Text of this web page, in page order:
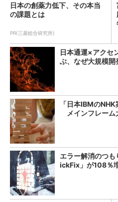
日本の創薬力低下、その本当
の課題とは
PR(三菱総合研究所)
日本通運×アクセ
ぶ、なぜ大規模開
「日本IBMの
メインフレーム
エラー解消のつ
ickFix」が108％